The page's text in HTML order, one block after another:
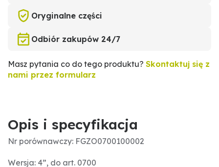
Oryginalne części
Odbiór zakupów 24/7
Masz pytania co do tego produktu? Skontaktuj się z
nami przez formularz
Opis i specyfikacja
Nr porównawczy: FGZO0700100002
Wersja: 4”, do art. 0700